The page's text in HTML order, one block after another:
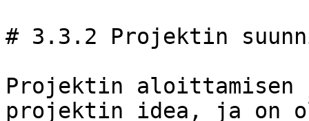
# 3.3.2 Projektin
Projektin
projektin idea, ja on